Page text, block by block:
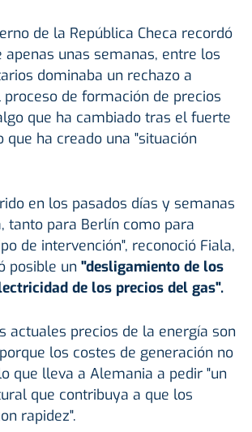
de la República Checa recordó
apenas unas semanas, entre los
dominaba un rechazo a
de formación de precios
que ha cambiado tras el fuerte
que ha creado una "situación
en los pasados días y semanas
tanto para Berlín como para
de intervención", reconoció Fiala,
posible un "desligamiento de los
de los precios del gas".
actuales precios de la energía son
los costes de generación no
que lleva a Alemania a pedir "un
que contribuya a que los
rapidez".